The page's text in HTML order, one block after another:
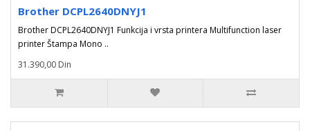
Brother DCPL2640DNYJ1
Brother DCPL2640DNYJ1 Funkcija i vrsta printera Multifunction laser
printer Štampa Mono ..
31.390,00 Din